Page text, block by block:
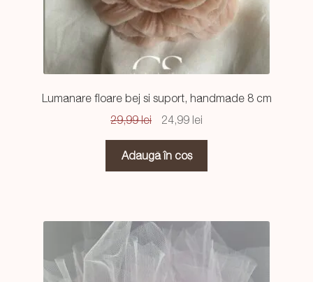
Lumanare floare bej si suport, handmade 8 cm
29,99lei
Prețul
a
fost:
24,99 leiPrețul
24,99 lei.
Adaugă în coș